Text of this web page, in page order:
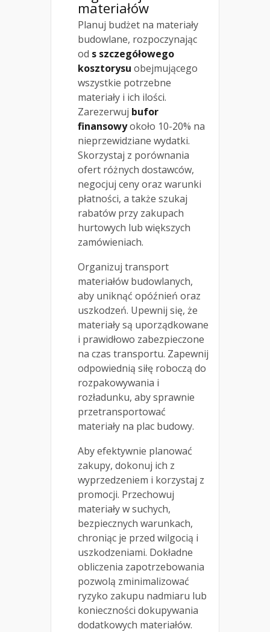
materiałów
Planuj budżet na materiały
budowlane, rozpoczynając
od s szczegółowego
kosztorysu obejmującego
wszystkie potrzebne
materiały i ich ilości.
Zarezerwuj bufor
finansowyokoło 10-20% na
nieprzewidziane wydatki.
Skorzystaj z porównania
ofert różnych dostawców,
negocjuj ceny oraz warunki
płatności, a także szukaj
rabatów przy zakupach
hurtowych lub większych
zamówieniach.
Organizuj transport
materiałów budowlanych,
aby uniknąć opóźnień oraz
uszkodzeń. Upewnij się, że
materiały są uporządkowane
i prawidłowo zabezpieczone
na czas transportu. Zapewnij
odpowiednią siłę roboczą do
rozpakowywania i
rozładunku, aby sprawnie
przetransportować
materiały na plac budowy.
Aby efektywnie planować
zakupy, dokonuj ich z
wyprzedzeniem i korzystaj z
promocji. Przechowuj
materiały w suchych,
bezpiecznych warunkach,
chroniąc je przed wilgocią i
uszkodzeniami. Dokładne
obliczenia zapotrzebowania
pozwolą zminimalizować
ryzyko zakupu nadmiaru lub
konieczności dokupywania
dodatkowych materiałów.